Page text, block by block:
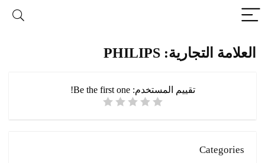
العلامة التجارية: PHILIPS
تقييم المستخدم:Be the first one!
Categories